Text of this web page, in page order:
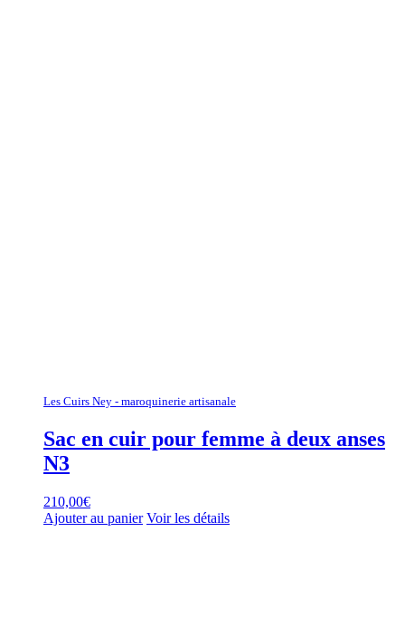
Les Cuirs Ney - maroquinerie artisanale
Sac en cuir pour femme à deux anses
N3
210,00€
Ajouter au panier Voir les détails